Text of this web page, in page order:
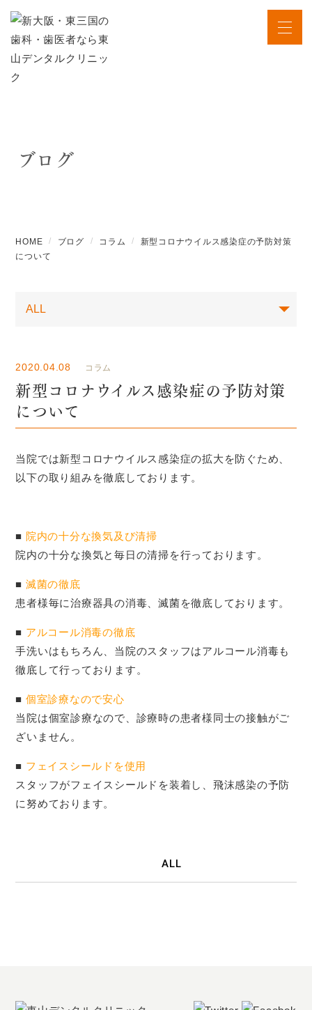
ブログ
HOME ブログ コラム
新型コロナウイルス感染症の予防対策
について
2020.04.08 コラム
新型コロナウイルス感染症の予防対策
について
当院では新型コロナウイルス感染症の拡大を防ぐため、
以下の取り組みを徹底しております。
■ 院内の十分な換気及び清掃
院内の十分な換気と毎日の清掃を行っております。
■ 滅菌の徹底
患者様毎に治療器具の消毒、滅菌を徹底しております。
■ アルコール消毒の徹底
手洗いはもちろん、当院のスタッフはアルコール消毒も
徹底して行っております。
■ 個室診療なので安心
当院は個室診療なので、診療時の患者様同士の接触がご
ざいません。
■ フェイスシールドを使用
スタッフがフェイスシールドを装着し、飛沫感染の予防
に努めております。
ALL